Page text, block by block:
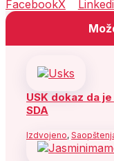
FacebookX
USK dokaz da
SDA
Izdvojeno,